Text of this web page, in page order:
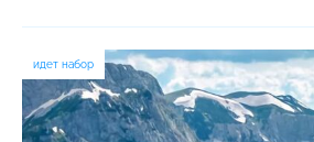
идет набор